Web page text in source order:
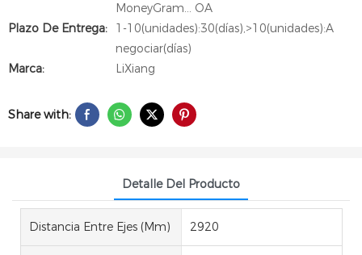
MoneyGram... OA
Plazo De Entrega:
1-10(unidades):30(días),>10(unidades):A
negociar(días)
Marca:
LiXiang
Share with:
Detalle Del Producto
Distancia Entre Ejes (mm) 2920